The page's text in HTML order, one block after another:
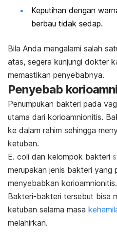
Keputihan dengan
berbau tidak sedap.
Bila Anda mengalami salah
atas, segera kunjungi dokter
memastikan penyebabnya.
Penyebab
Penumpukan bakteri pada
utama dari korioamnionitis.
ke dalam rahim sehingga
ketuban.
E. coli dan kelompok bakteri
merupakan jenis bakteri yang
menyebabkan korioamnionitis.
Bakteri-bakteri tersebut bisa
ketuban selama masa
melahirkan.